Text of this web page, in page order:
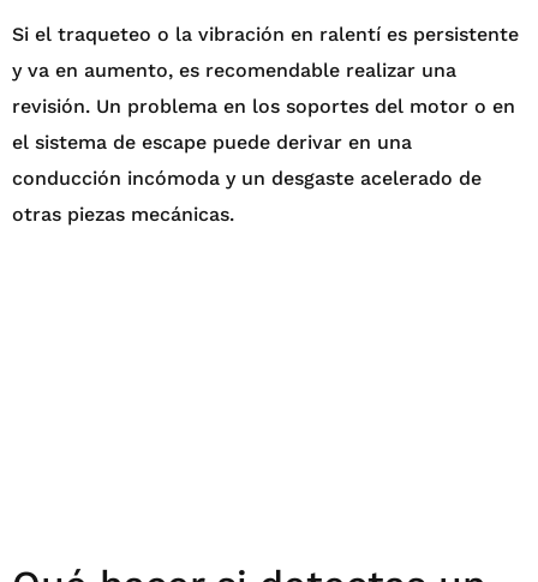
Si el traqueteo o la vibración en ralentí es persistente
y va en aumento, es recomendable realizar una
revisión. Un problema en los soportes del motor o en
el sistema de escape puede derivar en una
conducción incómoda y un desgaste acelerado de
otras piezas mecánicas.